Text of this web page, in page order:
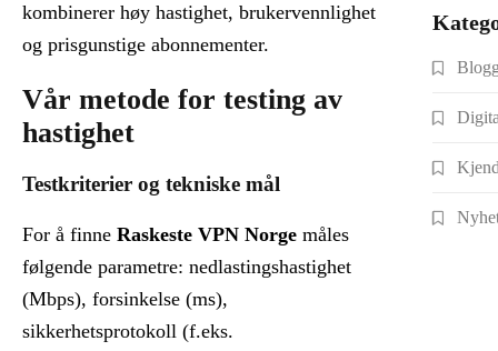
kombinerer høy hastighet, brukervennlighet
og prisgunstige abonnementer.
Vår metode for testing av
hastighet
Testkriterier og tekniske mål
For å finne Raskeste VPN Norge måles
følgende parametre: nedlastingshastighet
(Mbps), forsinkelse (ms),
sikkerhetsprotokoll (f.eks.